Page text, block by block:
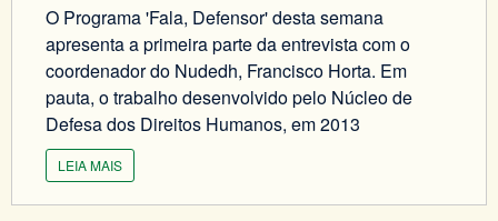
O Programa 'Fala, Defensor' desta semana
apresenta a primeira parte da entrevista com o
coordenador do Nudedh, Francisco Horta. Em
pauta, o trabalho desenvolvido pelo Núcleo de
Defesa dos Direitos Humanos, em 2013
LEIA MAIS